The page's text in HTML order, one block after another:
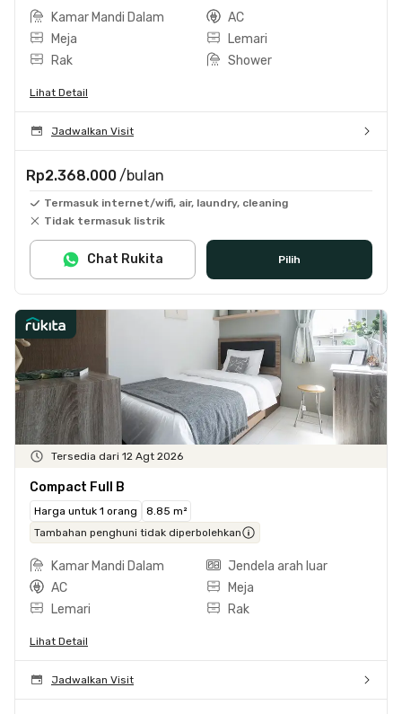
Kamar Mandi Dalam
AC
Meja
Lemari
Rak
Shower
Lihat Detail
Jadwalkan Visit
Rp2.368.000 /bulan
Termasuk internet/wifi, air, laundry, cleaning
Tidak termasuk listrik
Pilih
Chat Rukita
Tersedia dari 12 Agt 2026
Compact Full B
Harga untuk 1 orang
8.85 m²
Tambahan penghuni tidak diperbolehkan
Kamar Mandi Dalam
Jendela arah luar
AC
Meja
Lemari
Rak
Lihat Detail
Jadwalkan Visit